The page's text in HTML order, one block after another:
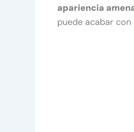
apariencia
puede acabar